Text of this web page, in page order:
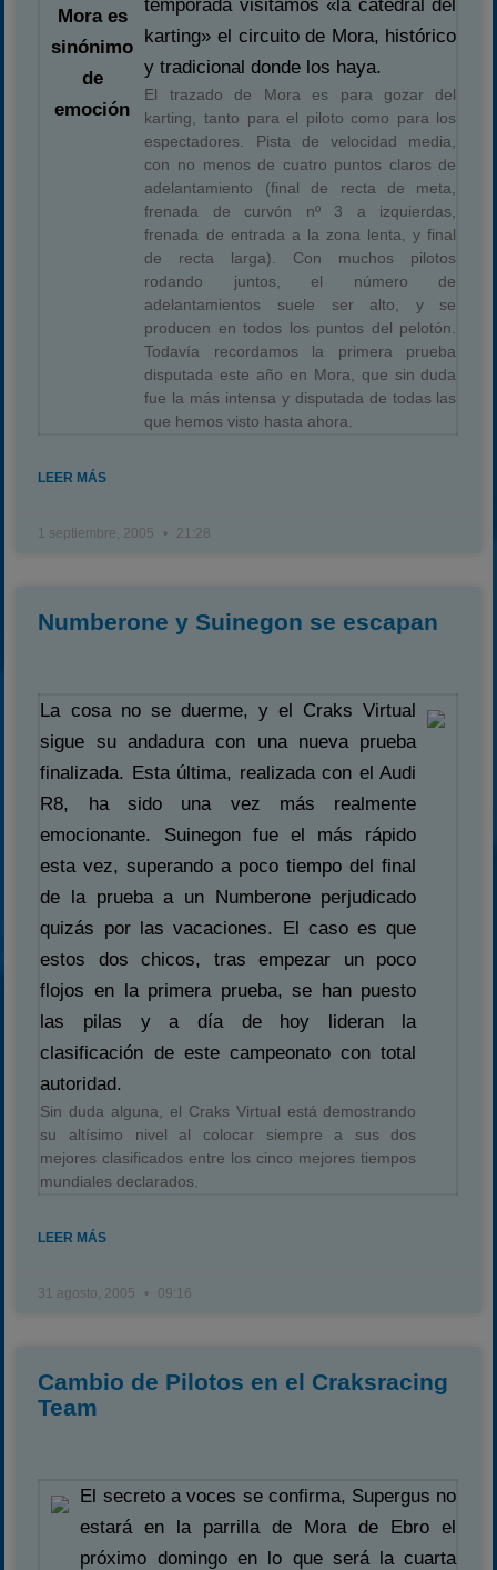
Mora es
sinónimo
de
emoción
temporada visitamos «la catedral del
karting» el circuito de Mora, histórico
y tradicional donde los haya.
El trazado de Mora es para gozar del
karting, tanto para el piloto como para los
espectadores. Pista de velocidad media,
con no menos de cuatro puntos claros de
adelantamiento (final de recta de meta,
frenada de curvón nº 3 a izquierdas,
frenada de entrada a la zona lenta, y final
de recta larga). Con muchos pilotos
rodando juntos, el número de
adelantamientos suele ser alto, y se
producen en todos los puntos del pelotón.
Todavía recordamos la primera prueba
disputada este año en Mora, que sin duda
fue la más intensa y disputada de todas las
que hemos visto hasta ahora.
LEER MÁS
1 septiembre, 2005 21:28
Numberone y Suinegon se escapan
La cosa no se duerme, y el Craks Virtual
sigue su andadura con una nueva prueba
finalizada. Esta última, realizada con el Audi
R8, ha sido una vez más realmente
emocionante. Suinegon fue el más rápido
esta vez, superando a poco tiempo del final
de la prueba a un Numberone perjudicado
quizás por las vacaciones. El caso es que
estos dos chicos, tras empezar un poco
flojos en la primera prueba, se han puesto
las pilas y a día de hoy lideran la
clasificación de este campeonato con total
autoridad.
Sin duda alguna, el Craks Virtual está demostrando
su altísimo nivel al colocar siempre a sus dos
mejores clasificados entre los cinco mejores tiempos
mundiales declarados.
LEER MÁS
31 agosto, 2005 09:16
Cambio de Pilotos en el Craksracing
Team
El secreto a voces se confirma, Supergus no
estará en la parrilla de Mora de Ebro el
próximo domingo en lo que será la cuarta